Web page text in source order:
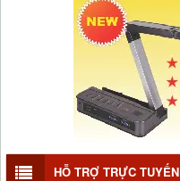
HỖ TRỢ TRỰC TUYẾN